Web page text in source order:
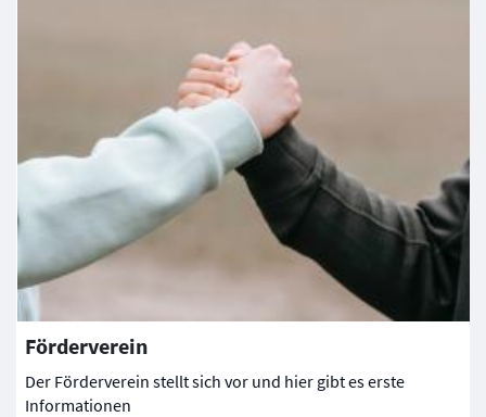
Förderverein
Der Förderverein stellt sich vor und hier gibt es erste
Informationen